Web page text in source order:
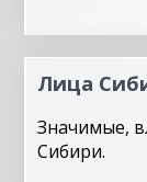
Лица
Значимые,
Сибири.